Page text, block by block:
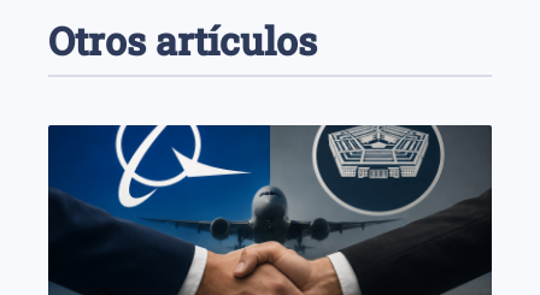
Otros artículos